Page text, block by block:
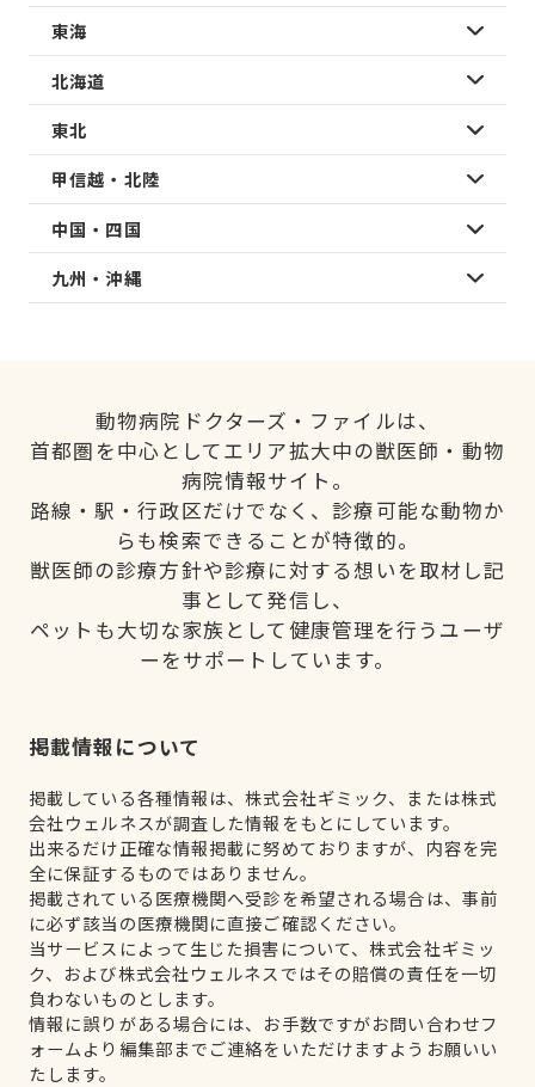
東海
北海道
東北
甲信越・北陸
中国・四国
九州・沖縄
動物病院ドクターズ・ファイルは、
首都圏を中心としてエリア拡大中の獣医師・動物
病院情報サイト。
路線・駅・行政区だけでなく、診療可能な動物か
らも検索できることが特徴的。
獣医師の診療方針や診療に対する想いを取材し記
事として発信し、
ペットも大切な家族として健康管理を行うユーザ
ーをサポートしています。
掲載情報について
掲載している各種情報は、株式会社ギミック、または株式
会社ウェルネスが調査した情報をもとにしています。
出来るだけ正確な情報掲載に努めておりますが、内容を完
全に保証するものではありません。
掲載されている医療機関へ受診を希望される場合は、事前
に必ず該当の医療機関に直接ご確認ください。
当サービスによって生じた損害について、株式会社ギミッ
ク、および株式会社ウェルネスではその賠償の責任を一切
負わないものとします。
情報に誤りがある場合には、お手数ですがお問い合わせフ
ォームより編集部までご連絡をいただけますようお願いい
たします。